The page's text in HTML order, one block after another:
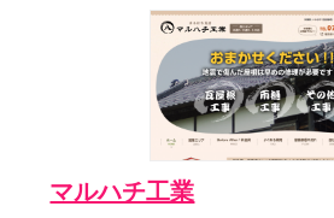
マルハチ工業